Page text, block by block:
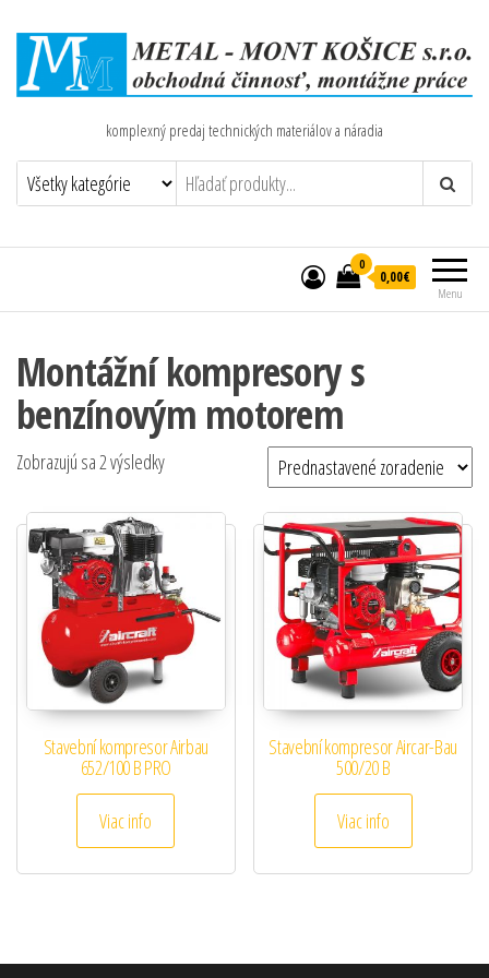
komplexný predaj technických materiálov a náradia
Menu
0
0,00€
Montážní kompresory s
benzínovým motorem
Zobrazujú sa 2 výsledky
Stavební kompresor Airbau
652/100 B PRO
Viac info
Stavební kompresor Aircar-Bau
500/20 B
Viac info